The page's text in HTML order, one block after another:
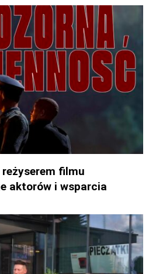
filmu
aktorów i wsparcia